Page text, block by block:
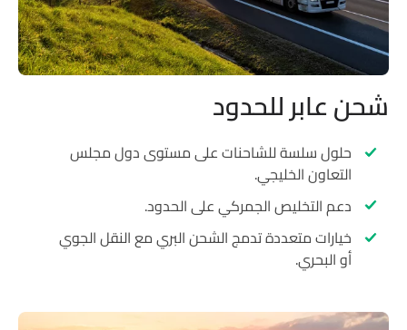
عابر للحدود
حلول سلسة للشاحنات على مستوى دول مجلس
التعاون الخليجي.
دعم التخليص الجمركي على الحدود.
خيارات متعددة تدمج الشحن البري مع النقل الجوي
أو البحري.